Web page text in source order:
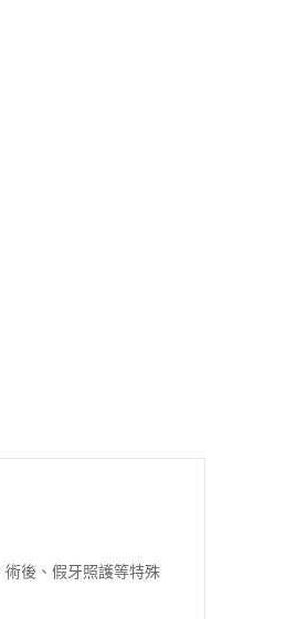
後、假牙照護等特殊